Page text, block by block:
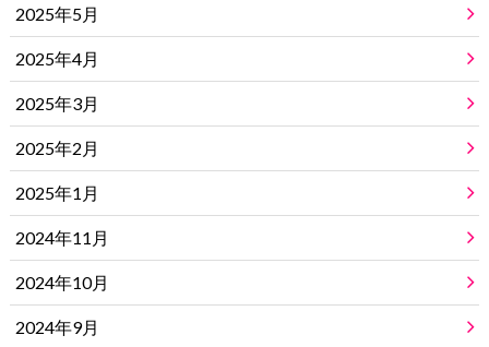
2025年5月
2025年4月
2025年3月
2025年2月
2025年1月
2024年11月
2024年10月
2024年9月